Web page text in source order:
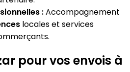
:Accompagnement
locales et services
pour vos envois à